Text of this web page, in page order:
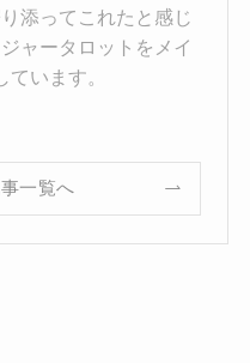
添ってこれたと感じ
ャータロットをメイ
います。
一覧へ